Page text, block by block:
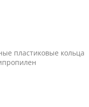
пластиковые кольца